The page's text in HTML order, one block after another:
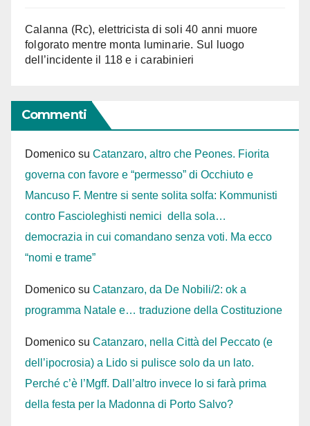
Calanna (Rc), elettricista di soli 40 anni muore
folgorato mentre monta luminarie. Sul luogo
dell’incidente il 118 e i carabinieri
Commenti
Domenico su Catanzaro, altro che Peones. Fiorita
governa con favore e “permesso” di Occhiuto e
Mancuso F. Mentre si sente solita solfa: Kommunisti
contro Fascioleghisti nemici della sola…
democrazia in cui comandano senza voti. Ma ecco
“nomi e trame”
Domenico su Catanzaro, da De Nobili/2: ok a
programma Natale e… traduzione della Costituzione
Domenico su Catanzaro, nella Città del Peccato (e
dell’ipocrosia) a Lido si pulisce solo da un lato.
Perché c’è l’Mgff. Dall’altro invece lo si farà prima
della festa per la Madonna di Porto Salvo?